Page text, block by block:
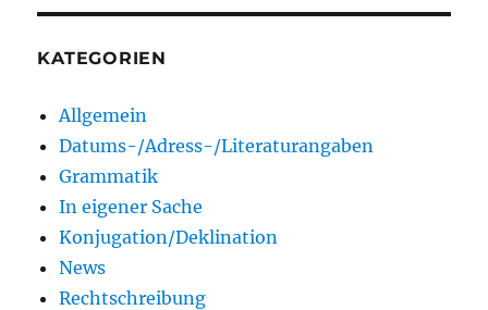
KATEGORIEN
Allgemein
Datums-/Adress-/Literaturangaben
Grammatik
In eigener Sache
Konjugation/Deklination
News
Rechtschreibung